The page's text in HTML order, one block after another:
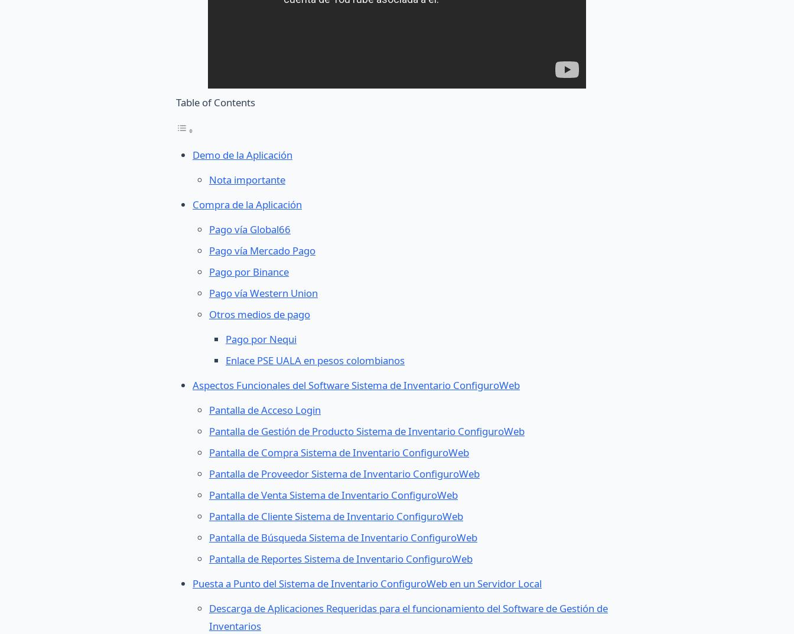
Table of Contents
Demo de la Aplicación
Nota importante
Compra de la Aplicación
Pago vía Global66
Pago vía Mercado Pago
Pago por Binance
Pago vía Western Union
Otros medios de pago
Pago por Nequi
Enlace PSE UALA en pesos colombianos
Aspectos Funcionales del Software Sistema de Inventario ConfiguroWeb
Pantalla de Acceso Login
Pantalla de Gestión de Producto Sistema de Inventario ConfiguroWeb
Pantalla de Compra Sistema de Inventario ConfiguroWeb
Pantalla de Proveedor Sistema de Inventario ConfiguroWeb
Pantalla de Venta Sistema de Inventario ConfiguroWeb
Pantalla de Cliente Sistema de Inventario ConfiguroWeb
Pantalla de Búsqueda Sistema de Inventario ConfiguroWeb
Pantalla de Reportes Sistema de Inventario ConfiguroWeb
Puesta a Punto del Sistema de Inventario ConfiguroWeb en un Servidor Local
Descarga de Aplicaciones Requeridas para el funcionamiento del Software de Gestión de
Inventarios